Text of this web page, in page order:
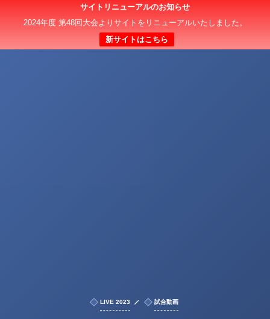
サイトリニューアルのお知らせ
2024年度 第48回大会よりサイトをリニューアルいたしました。
新サイトはこちら
LIVE 2023 試合動画